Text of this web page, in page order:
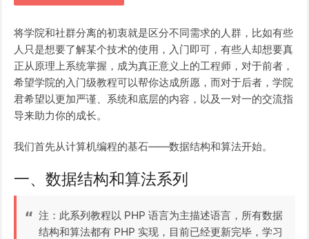
将学院和社群分离的初衷就是区分不同需求的人群，比如有些
人只是想要了解某个技术的使用，入门即可，有些人却想要真
正从原理上系统掌握，成为真正意义上的工程师，对于前者，
希望学院的入门级教程可以帮你达成所愿，而对于后者，学院
君希望以更加严谨、系统和底层的内容，以及一对一的交流指
导来助力你的成长。
我们首先从计算机编程的基石——数据结构和算法开始。
一、数据结构和算法系列
注：此系列教程以 PHP 语言为主描述语言，所有数据
结构和算法都有 PHP 实现，目前已经更新完毕，学习